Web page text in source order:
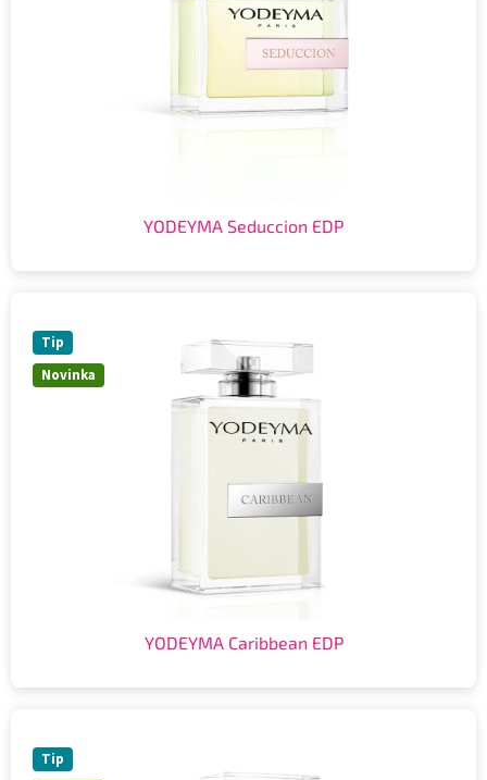
YODEYMA Seduccion EDP
Novinka
Tip
YODEYMA Caribbean EDP
Tip